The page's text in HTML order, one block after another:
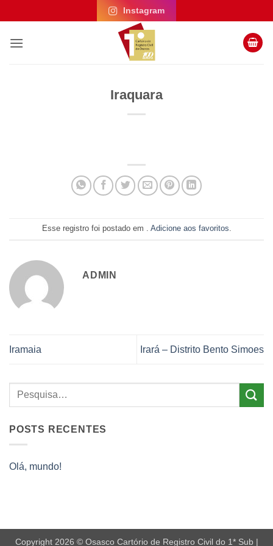
to
content
Instagram
Iraquara
Esse registro foi postado em . Adicione aos favoritos.
ADMIN
Iramaia Irará – Distrito Bento Simoes
POSTS RECENTES
Olá, mundo!
Copyright 2026 © Osasco Cartório de Registro Civil do 1* Sub |